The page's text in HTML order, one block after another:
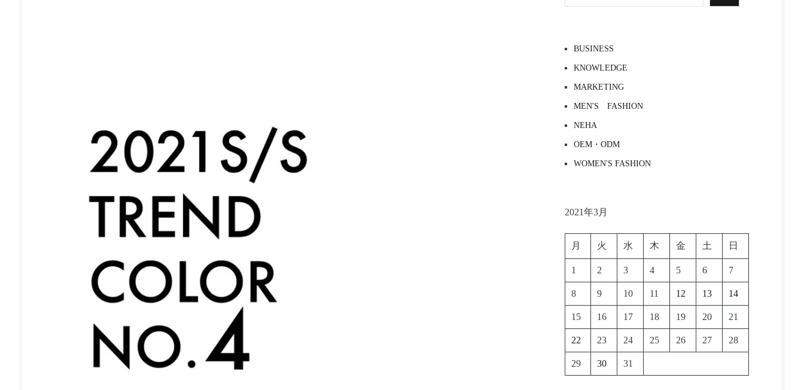
BUSINESS
KNOWLEDGE
MARKETING
MEN'S FASHION
NEHA
OEM・ODM
WOMEN'S FASHION
2021年3月
月 火 水 木 金 土 日
1 2 3 4 5 6 7
8 9 10 11 12 13 14
15 16 17 18 19 20 21
22 23 24 25 26 27 28
29 30 31